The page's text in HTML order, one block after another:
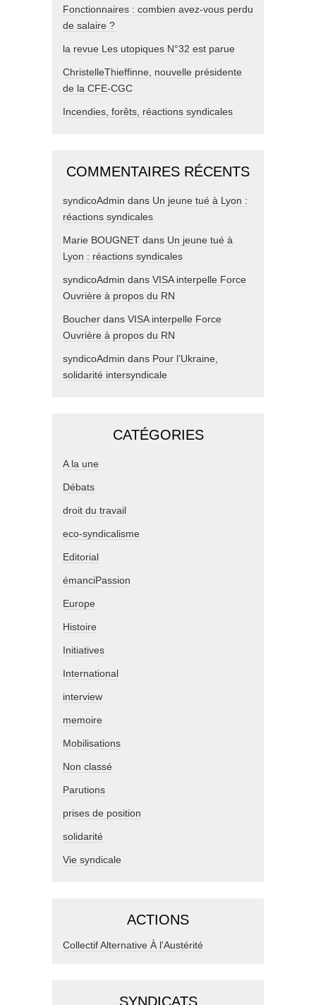
Fonctionnaires : combien avez-vous perdu
de salaire ?
la revue Les utopiques N°32 est parue
ChristelleThieffinne, nouvelle présidente
de la CFE-CGC
Incendies, forêts, réactions syndicales
COMMENTAIRES RÉCENTS
syndicoAdmin dans Un jeune tué à Lyon :
réactions syndicales
Marie BOUGNET dans Un jeune tué à
Lyon : réactions syndicales
syndicoAdmin dans VISA interpelle Force
Ouvrière à propos du RN
Boucher dans VISA interpelle Force
Ouvrière à propos du RN
syndicoAdmin dans Pour l’Ukraine,
solidarité intersyndicale
CATÉGORIES
A la une
Débats
droit du travail
eco-syndicalisme
Editorial
émanciPassion
Europe
Histoire
Initiatives
International
interview
memoire
Mobilisations
Non classé
Parutions
prises de position
solidarité
Vie syndicale
ACTIONS
Collectif Alternative À l'Austérité
SYNDICATS